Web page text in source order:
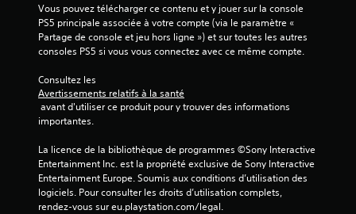
Vous pouvez télécharger ce contenu et y jouer sur la console
PS5 principale associée à votre compte (via le paramètre «
Partage de console et jeu hors ligne ») et sur toutes les autres
consoles PS5 si vous vous connectez avec ce même compte.
Consultez les
Avertissements relatifs à la santé
importantes.
La licence de la bibliothèque de programmes ©Sony Interactive
Entertainment Inc. est la propriété exclusive de Sony Interactive
Entertainment Europe. Soumis aux conditions d’utilisation des
logiciels. Pour consulter les droits d’utilisation complets,
rendez-vous sur eu.playstation.com/legal.